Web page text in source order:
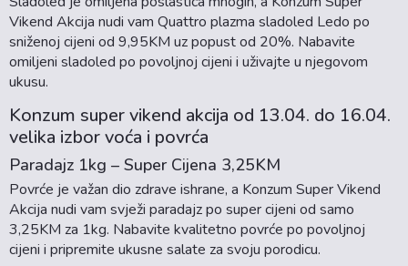
Vikend Akcija nudi vam Quattro plazma sladoled Ledo po
sniženoj cijeni od 9,95KM uz popust od 20%. Nabavite
omiljeni sladoled po povoljnoj cijeni i uživajte u njegovom
ukusu.
Konzum super vikend akcija od 13.04. do 16.04.
velika izbor voća i povrća
Paradajz 1kg – Super Cijena 3,25KM
Povrće je važan dio zdrave ishrane, a Konzum Super Vikend
Akcija nudi vam svježi paradajz po super cijeni od samo
3,25KM za 1kg. Nabavite kvalitetno povrće po povoljnoj
cijeni i pripremite ukusne salate za svoju porodicu.